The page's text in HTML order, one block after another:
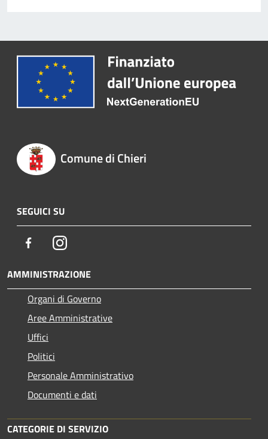
Comune di Chieri
SEGUICI SU
FacebookInstagram
AMMINISTRAZIONE
Organi di Governo
Aree Amministrative
Uffici
Politici
Personale Amministrativo
Documenti e dati
CATEGORIE DI SERVIZIO